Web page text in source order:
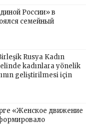
России» в
семейный
Rusya Kadın
kadınlara yönelik
geliştirilmesi için
«Женское движение